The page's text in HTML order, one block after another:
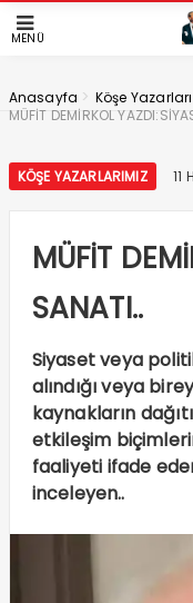
MENÜ
Anasayfa > Köşe
MÜFİT DEMİRKOL
KÖŞE YAZARLARIMIZ 11
MÜFİT
SANATI..
Siyaset veya
alındığı veya
kaynakların
etkileşim
faaliyeti ifade
inceleyen..